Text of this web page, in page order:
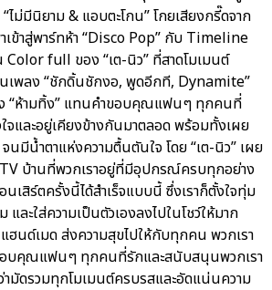
ไม่มีนิยาม & แอบตะโกน” โกยเสียงกรี๊ดจาก
ข้าสู่พาร์ทห้า “Disco Pop” กับ Timeline
Color full ของ “เต-นิว” ที่สาดโมเมนต์
นเพลง “ชักดิ้นชักงอ, พูดอีกที, Dynamite”
ง “ห้ามทิ้ง” แทนคำขอบคุณแฟนๆ ทุกคนที่
และอยู่เคียงข้างกันมาตลอด พร้อมทั้งเผย
มีน้ำตาแห่งความตื้นตันใจ โดย “เต-นิว” เผย
บ้านที่พวกเราอยู่ที่มีอุปกรณ์ครบทุกอย่าง
นเสิร์ตครั้งนี้ได้สำเร็จแบบนี้ ซึ่งเราก็ตั้งใจทุ่ม
และใส่ความเป็นตัวเองลงไปในโชว์ให้มาก
นด์เมด ส่งความสุขไปให้กับทุกคน พวกเรา
บคุณแฟนๆ ทุกคนที่รักและสนับสนุนพวกเรา
ามัดรวมทุกโมเมนต์ครบรสและอัดแน่นความ